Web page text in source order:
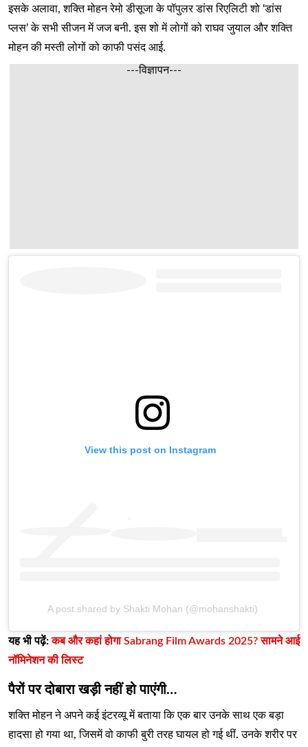
इसके अलावा, शक्ति मोहन रेमो डीसूजा के पॉपुलर डांस रिएलिटी शो ‘डांस
प्लस’ के सभी सीजन में जज बनी. इस शो में लोगों को राघव जुयाल और शक्ति
मोहन की मस्ती लोगों को काफी पसंद आई.
---विज्ञापन---
View this post on Instagram
A post shared by Shakti Mohan (@mohanshakti)
यह भी पढ़ें:कब और कहां होगा Sabrang Film Awards 2025? सामने आई
नॉमिनेशन की लिस्ट
पैरों पर दोबारा खड़ी नहीं हो पाएंगी…
शक्ति मोहन ने अपने कई इंटरव्यू में बताया कि एक बार उनके साथ एक बड़ा
हादसा हो गया था, जिसमें वो काफी बुरी तरह घायल हो गई थीं. उनके शरीर पर